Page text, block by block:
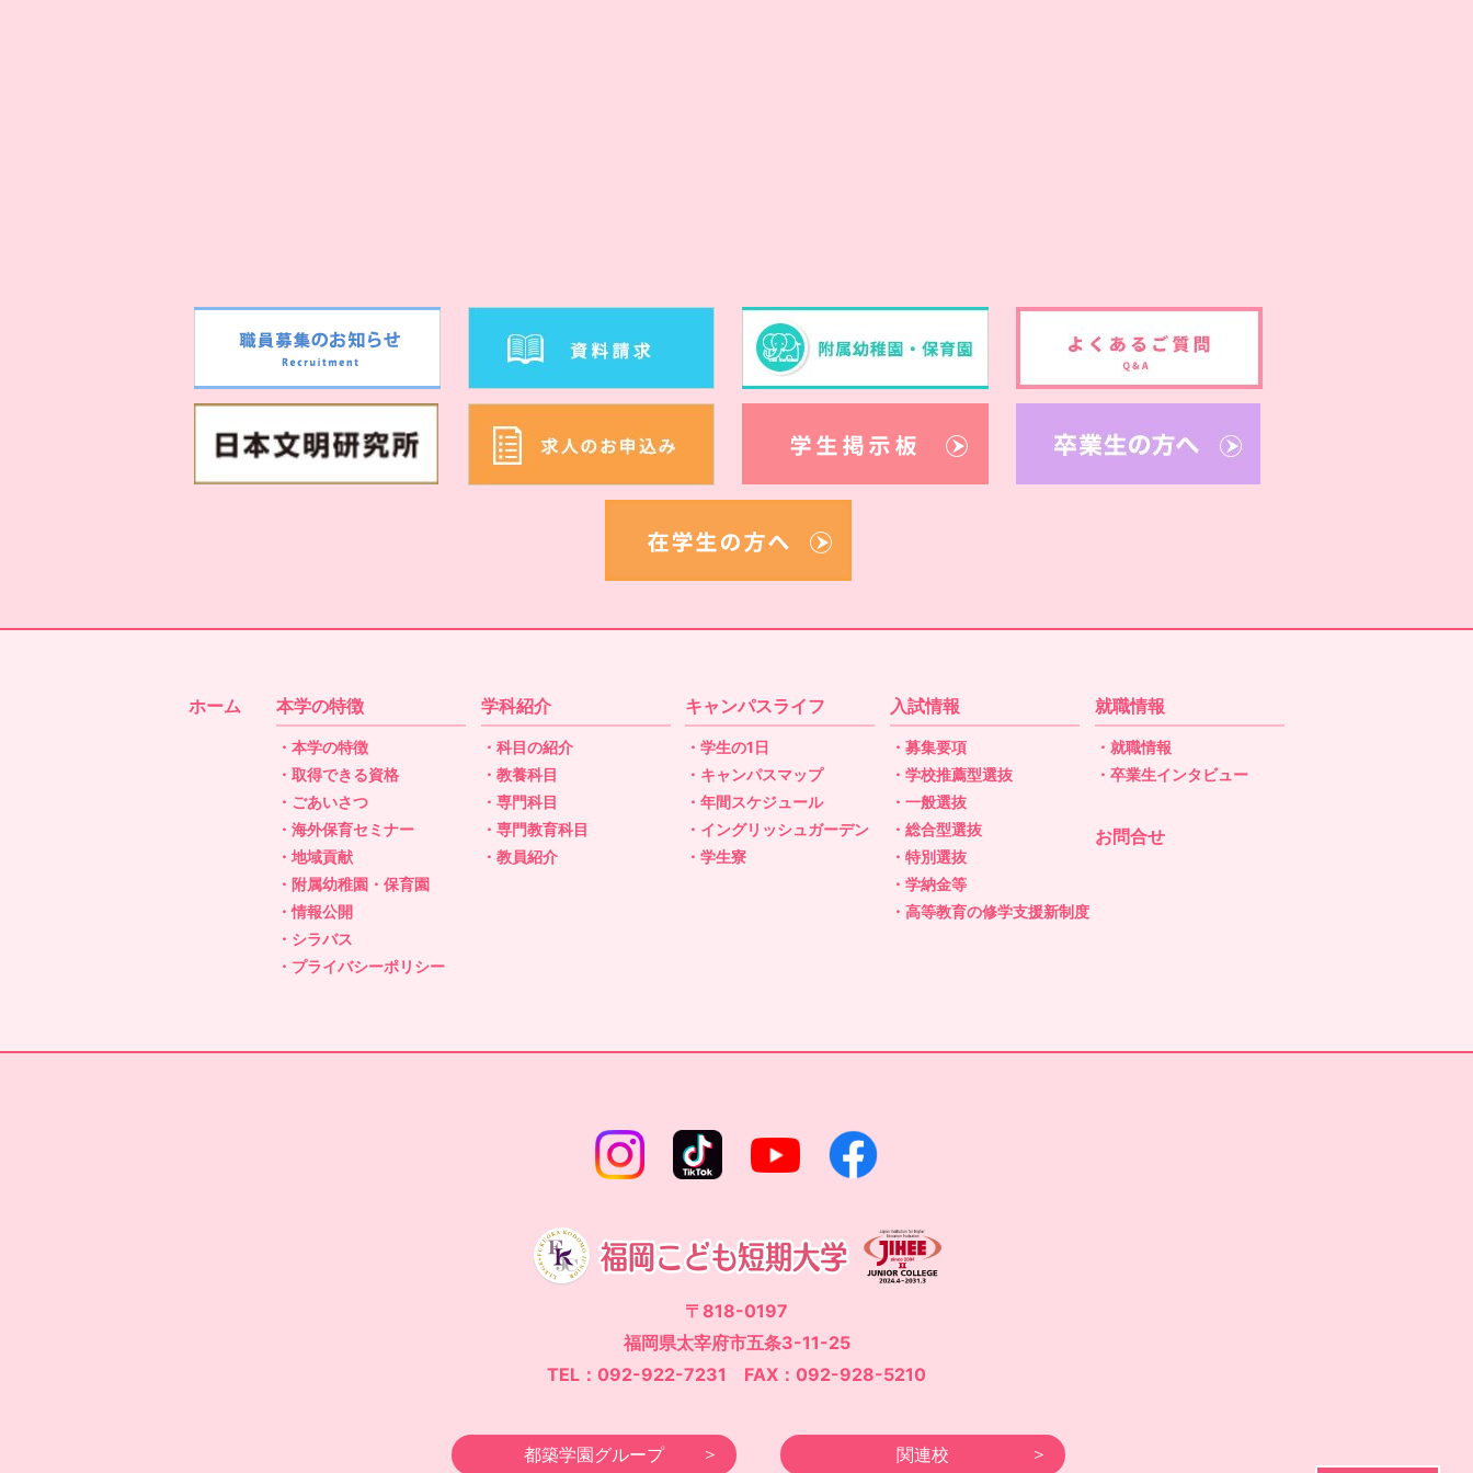
ホーム 本学の特徴
・本学の特徴
・取得できる資格
・ごあいさつ
・海外保育セミナー
・地域貢献
・附属幼稚園・保育園
・情報公開
・シラバス
・プライバシーポリシー
学科紹介
・科目の紹介
・教養科目
・専門科目
・専門教育科目
・教員紹介
キャンパスライフ
・学生の1日
・キャンパスマップ
・年間スケジュール
・イングリッシュガーデン
・学生寮
入試情報
・募集要項
・学校推薦型選抜
・一般選抜
・総合型選抜
・特別選抜
・学納金等
・高等教育の修学支援新制度
就職情報
・就職情報
・卒業生インタビュー
お問合せ
〒818-0197
福岡県太宰府市五条3-11-25
TEL：092-922-7231 FAX：092-928-5210
都築学園グループ 関連校